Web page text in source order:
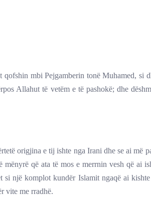
mbi Pejgamberin tonë Muhamed, si
Allahut të vetëm e të pashokë; dhe
origjina e tij ishte nga Irani dhe se ai më
që ata të mos e merrnin vesh që ai
një komplot kundër Islamit ngaqë ai
vite me rradhë.